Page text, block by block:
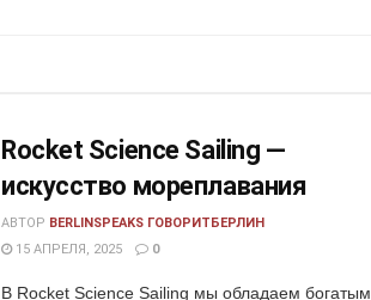
Rocket Science Sailing —
искусство мореплавания
АВТОР BERLINSPEAKS ГОВОРИТБЕРЛИН
15 АПРЕЛЯ, 2025
0
В Rocket Science Sailing мы обладаем богатым